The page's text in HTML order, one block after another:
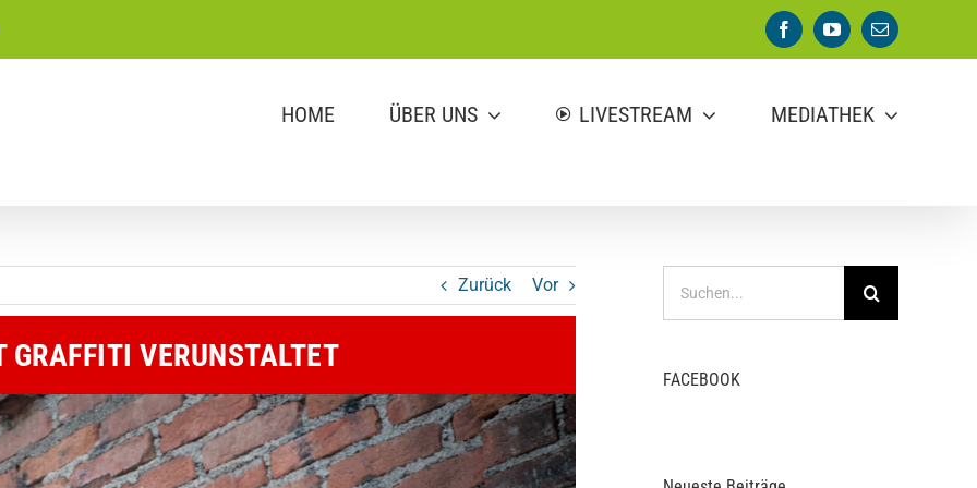
FacebookYouTube
E-
Mail
HOME ÜBER UNS LIVESTREAM MEDIATHEK
Zurück Vor
VERUNSTALTET
nach:
FACEBOOK